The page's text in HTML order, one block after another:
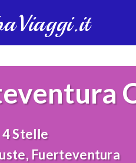
4 Stelle
Fuerteventura